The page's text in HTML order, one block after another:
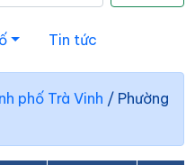
Tin tức
phố Trà Vinh / Phường